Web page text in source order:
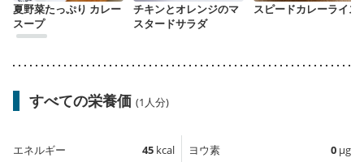
夏野菜たっぷり カレー
スープ
チキンとオレンジのマ
スタードサラダ
スピードカレーライス
すべての栄養価 (1人分)
エネルギー 45 kcal
ヨウ素 0 µg